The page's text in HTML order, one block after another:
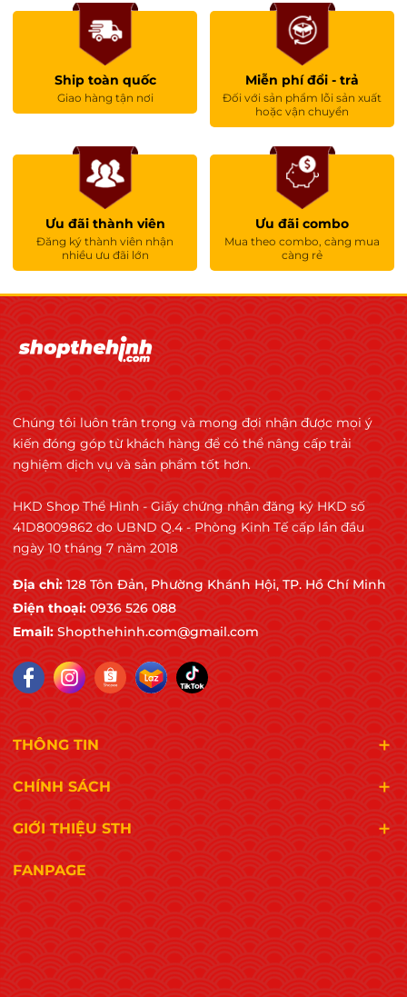
. Đảm bảo an toàn thực phẩm xuyên suốt quá
trình sản xuất
. Tuân thủ các yêu cầu pháp lý về an toàn thực
phẩm
. HACCP là nền tảng quan trọng giúp đảm bảo
sản phẩm được sản xuất trong điều kiện an toàn
và kiểm soát chặt chẽ.
ISO 22000:2018 – Hệ thống quản lý
an toàn thực phẩm quốc tế
nhận ISO 22000:2018 do tổ chức chứng nhận
quốc tế độc lập cấp. ISO 22000:2018 là tiêu
phẩm, áp dụng cho toàn bộ chuỗi thực phẩm.
Ostrovit đã xây dựng và vận hành hệ thống
. Nguyên tắc HACCP
. Thực hành sản xuất tốt (GMP/PRPs)
. Quản lý rủi ro, cải tiến liên tục và kiểm soát toàn
bộ chuỗi sản xuất
. Chứng nhận do Alcumus ISOQAR (tổ chức
quốc tế) cấp
. Hàng năm phải đánh giá giám sát
Chứng nhận này khẳng định:
. Quy trình sản xuất được quản lý bài bản và
Ship toàn quốc
Giao hàng tận nơi
Miễn phí đổi - trả
Đối với sản phẩm lỗi sản xuất
hoặc vận chuyển
Ưu đãi thành viên
Đăng ký thành viên nhận
nhiều ưu đãi lớn
Ưu đãi combo
Mua theo combo, càng mua
càng rẻ
Chúng tôi luôn trân trọng và mong đợi nhận được mọi ý
kiến đóng góp từ khách hàng để có thể nâng cấp trải
nghiệm dịch vụ và sản phẩm tốt hơn.
HKD Shop Thể Hình - Giấy chứng nhận đăng ký HKD số
41D8009862 do UBND Q.4 - Phòng Kinh Tế cấp lần đầu
ngày 10 tháng 7 năm 2018
Địa chỉ: 128 Tôn Đản, Phường Khánh Hội, TP. Hồ Chí Minh
Điện thoại: 0936 526 088
Email: Shopthehinh.com@gmail.com
THÔNG TIN
CHÍNH SÁCH
GIỚI THIỆU STH
FANPAGE